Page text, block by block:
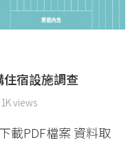
宿設施調查
views
載PDF檔案 資料取